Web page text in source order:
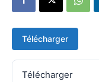
Télécharger
Télécharger